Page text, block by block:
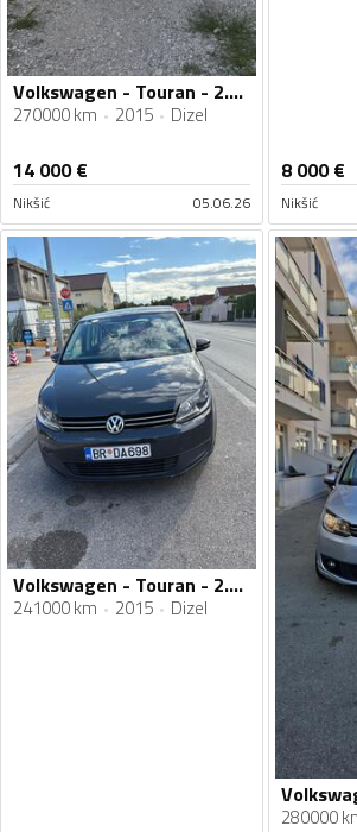
Volkswagen - Touran - 2.0 TDI
270000 km 2015 Dizel
14 000€
Nikšić 05.06.26
8 000€
Nikšić
Volkswagen - Touran - 2.0TDI
241000 km 2015 Dizel
280000